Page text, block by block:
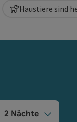
Haustiere sind
2 Nächte